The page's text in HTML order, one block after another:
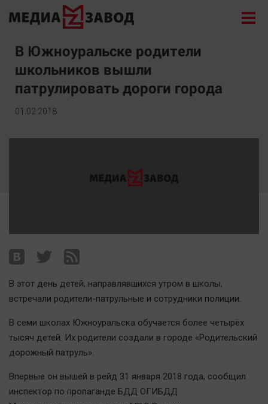
Новости
Экономика
Происшествия
Общество
Архив
Наша победа
Общество
Происшествия
В Южноуральске родители
школьников вышли
патрулировать дороги города
01.02.2018
В этот день детей, направлявшихся утром в школы,
встречали родители-патрульные и сотрудники полиции.
В семи школах Южноуральска обучается более четырёх
тысяч детей. Их родители создали в городе «Родительский
дорожный патруль».
Впервые он вышей в рейд 31 января 2018 года, сообщил
инспектор по пропаганде БДД ОГИБДД